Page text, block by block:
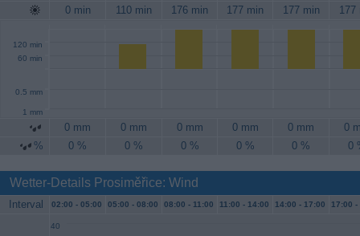
0 min 110 min 176 min 177 min 177 min 177
60 min
120 min
0.5 mm
1 mm
0 mm 0 mm 0 mm 0 mm 0 mm
0
%
0 % 0 % 0 % 0 % 0 % 0
Wetter-Details Prosiměřice: Wind
Interval 02:00 - 05:00 05:00 - 08:00 08:00 - 11:00 11:00 - 14:00 14:00 - 17:00 17:00 -
40